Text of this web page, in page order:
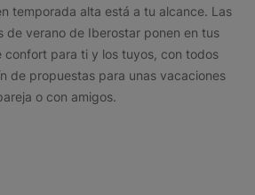
temporada alta está a tu alcance. Las
de verano de Iberostar ponen en tus
confort para ti y los tuyos, con todos
de propuestas para unas vacaciones
o con amigos.